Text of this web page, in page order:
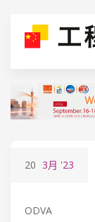
20 3月 '23
ODVA